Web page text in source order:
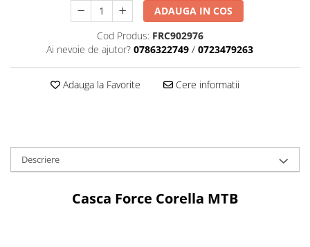
Suport telefon bicicleta
Cricuri bicicleta
Piese biciclete
Anvelopa bicicleta
ADAUGA IN COS
Cod Produs: FRC902976
Ai nevoie de ajutor? 0786322749 / 0723479263
Adauga la Favorite Cere informatii
Descriere
Casca Force Corella MTB